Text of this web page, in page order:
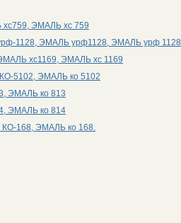
ЭМАЛЬ хс 759
1128, ЭМАЛЬ урф1128, ЭМАЛЬ урф 1128
хс1169, ЭМАЛЬ хс 1169
5102, ЭМАЛЬ ко 5102
ЭМАЛЬ ко 813
ЭМАЛЬ ко 814
168, ЭМАЛЬ ко 168.